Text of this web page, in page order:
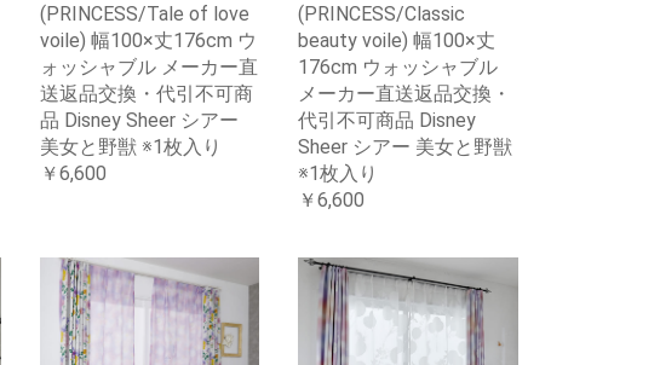
(PRINCESS/Tale of love
voile) 幅100×丈176cm ウ
ォッシャブル メーカー直
送返品交換・代引不可商
品 Disney Sheer シアー
美女と野獣 ※1枚入り
￥6,600
(PRINCESS/Classic
beauty voile) 幅100×丈
176cm ウォッシャブル
メーカー直送返品交換・
代引不可商品 Disney
Sheer シアー 美女と野獣
※1枚入り
￥6,600